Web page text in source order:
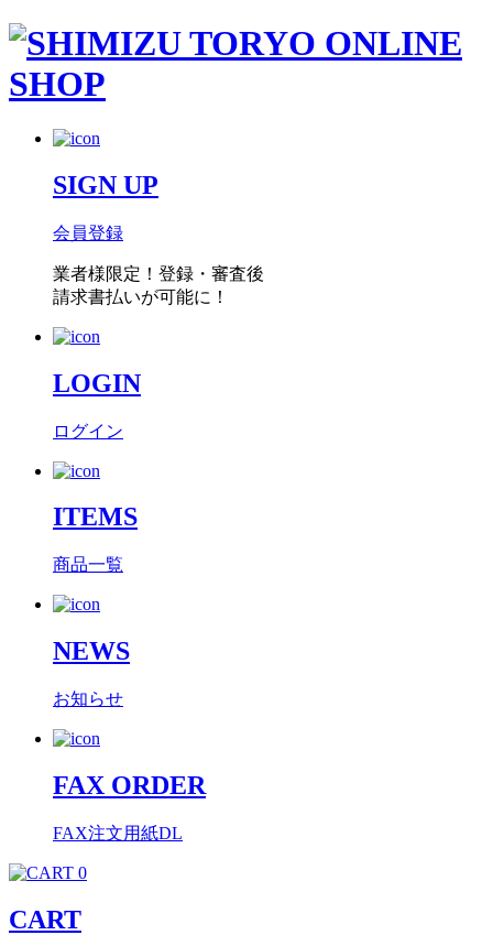
SIGN UP
会員登録
業者様限定！ 登録・審査後
請求書払いが可能に！
LOGIN
ログイン
ITEMS
商品一覧
NEWS
お知らせ
FAX ORDER
FAX注文用紙DL
0
CART